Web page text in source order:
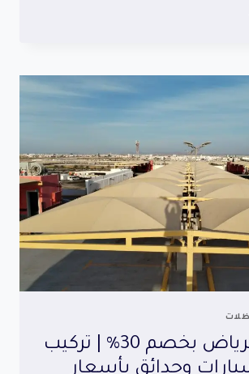
مظلات الرياض بخصم 30% | تركيب
وحدائق بأسعار